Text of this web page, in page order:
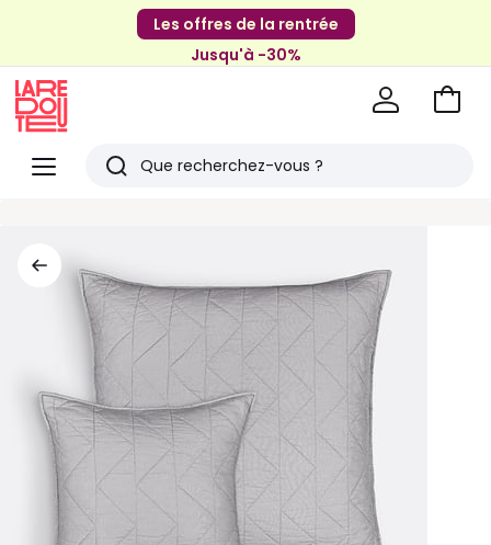
Les offres de la rentrée
Jusqu'à -30%
Menu
Redoute
Rechercher
vus
Aller